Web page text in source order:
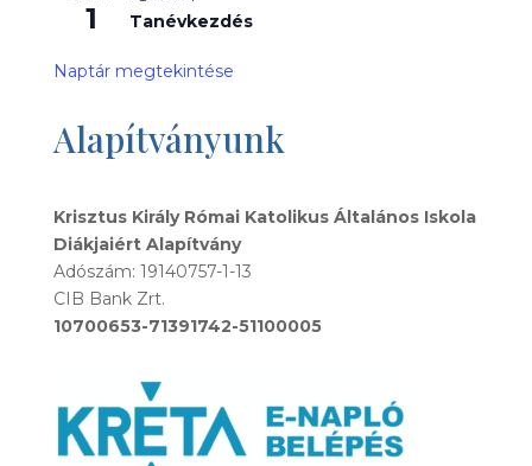
1 Tanévkezdés
Naptár megtekintése
Alapítványunk
Krisztus Király Római Katolikus Általános Iskola
Diákjaiért Alapítvány
Adószám: 19140757-1-13
CIB Bank Zrt.
10700653-71391742-51100005